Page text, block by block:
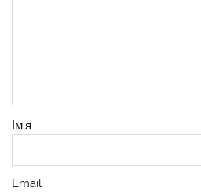
Ім'я
Email